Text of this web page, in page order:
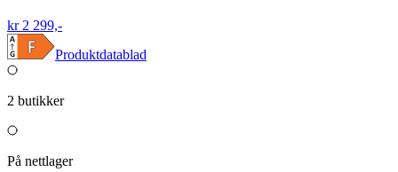
kr 2 299,-
Produktdatablad
2 butikker
På nettlager